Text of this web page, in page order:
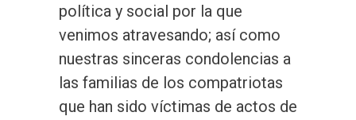
política y social por la que
venimos atravesando; así como
nuestras sinceras condolencias a
las familias de los compatriotas
que han sido víctimas de actos de